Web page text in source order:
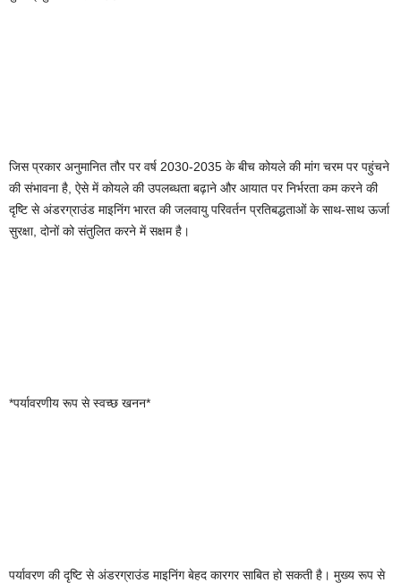
जिस प्रकार अनुमानित तौर पर वर्ष 2030-2035 के बीच कोयले की मांग चरम पर पहुंचने
की संभावना है, ऐसे में कोयले की उपलब्धता बढ़ाने और आयात पर निर्भरता कम करने की
दृष्टि से अंडरग्राउंड माइनिंग भारत की जलवायु परिवर्तन प्रतिबद्धताओं के साथ-साथ ऊर्जा
सुरक्षा, दोनों को संतुलित करने में सक्षम है।
*पर्यावरणीय रूप से स्वच्छ खनन*
पर्यावरण की दृष्टि से अंडरग्राउंड माइनिंग बेहद कारगर साबित हो सकती है। मुख्य रूप से